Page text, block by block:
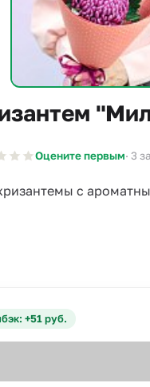
Оцените первым· 3
с
+51 руб.